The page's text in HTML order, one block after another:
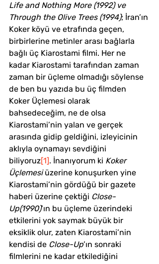
Life and Nothing More (1992) ve
Through the Olive Trees (1994); İran’ın
Koker köyü ve etrafında geçen,
birbirlerine metinler arası bağlarla
bağlı üç Kiarostami filmi. Her ne
kadar Kiarostami tarafından zaman
zaman bir üçleme olmadığı söylense
de ben bu yazıda bu üç filmden
Koker Üçlemesi olarak
bahsedeceğim, ne de olsa
Kiarostami’nin yalan ve gerçek
arasında gidip geldiğini, izleyicinin
aklıyla oynamayı sevdiğini
biliyoruz[1]. İnanıyorum ki Koker
Üçlemesi üzerine konuşurken yine
Kiarostami’nin gördüğü bir gazete
haberi üzerine çektiği Close-
Up(1990)’ın bu üçleme üzerindeki
etkilerini yok saymak büyük bir
eksiklik olur, zaten Kiarostami’nin
kendisi de Close-Up’ın sonraki
filmlerini ne kadar etkilediğini